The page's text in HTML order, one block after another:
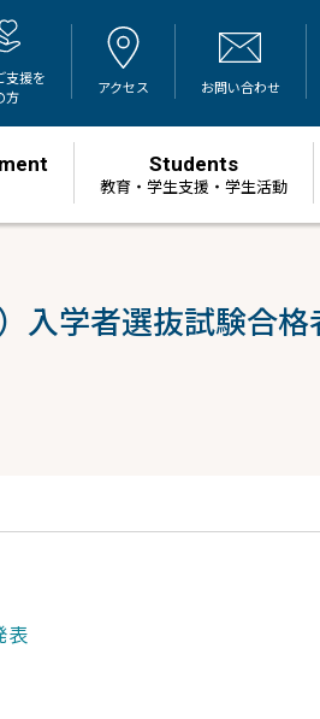
支援を
方
アクセス お問い合わせ
Students
教育・学生支援・学生活動
入学者選抜試験合格
表